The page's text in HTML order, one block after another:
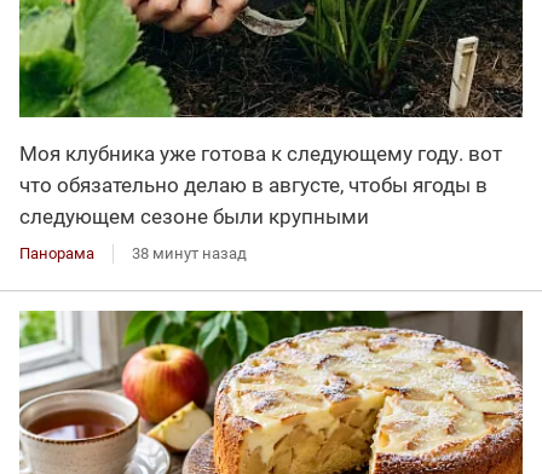
Моя клубника уже готова к следующему году. вот
что обязательно делаю в августе, чтобы ягоды в
следующем сезоне были крупными
Панорама 38 минут назад